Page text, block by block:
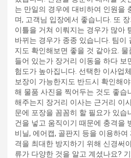
는 만일의 경우에 대비하여 인원을
며, 고객님 입장에서 좋습니다. 또
이틀을 거쳐 이뤄지는 경우가 많아
바뀌는 경우가 종종 있습니다. 팀이
지도 확인해보면 좋을 것 같아요. 물
들어 있는가 장거리 이동을 하다 보
험도가 높아집니다. 선택한 이사업
보장이 가능한지도 반드시 확인해
해 물품 사진을 찍어두는 것도 좋습
해주는지 장거리 이사는 근거리 이
문에 포장을 꼼꼼히 할 필요가 있습
건을 넣고 움직이기 때문에 충격을
비닐, 에어캡, 골판지 등을 이용하
격을 최대한 방지하기 위해 신경써
류가 다양한 것을 알고 계셨나요?